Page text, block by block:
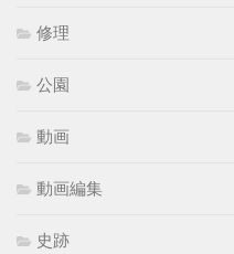
修理
公園
動画
動画編集
史跡